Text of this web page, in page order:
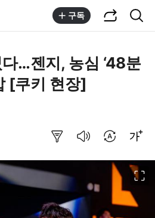
구독
…젠지, 농심 ‘48분
[쿠키 현장]